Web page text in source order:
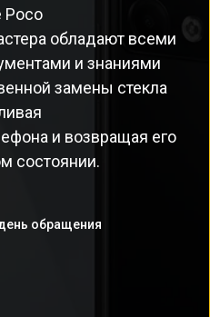
Poco
обладают всеми
и знаниями
замены стекла
и возвращая его
состоянии.
обращения